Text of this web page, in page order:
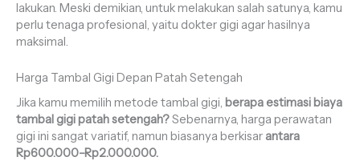
lakukan. Meski demikian, untuk melakukan salah satunya, kamu
perlu tenaga profesional, yaitu dokter gigi agar hasilnya
maksimal.
Harga Tambal Gigi Depan Patah Setengah
Jika kamu memilih metode tambal gigi, berapa estimasi biaya
tambal gigi patah setengah?Sebenarnya, harga perawatan
gigi ini sangat variatif, namun biasanya berkisar antara
Rp600.000–Rp2.000.000.